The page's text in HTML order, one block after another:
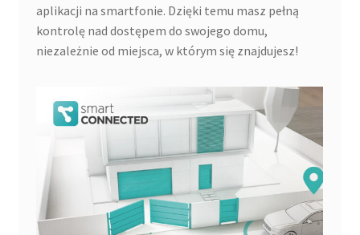
aplikacji na smartfonie. Dzięki temu masz pełną
kontrolę nad dostępem do swojego domu,
niezależnie od miejsca, w którym się znajdujesz!